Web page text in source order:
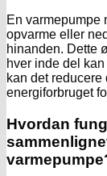
En varmepumpe
opvarme eller
hinanden. Dette
hver inde del
kan det
energiforbruget
Hvordan